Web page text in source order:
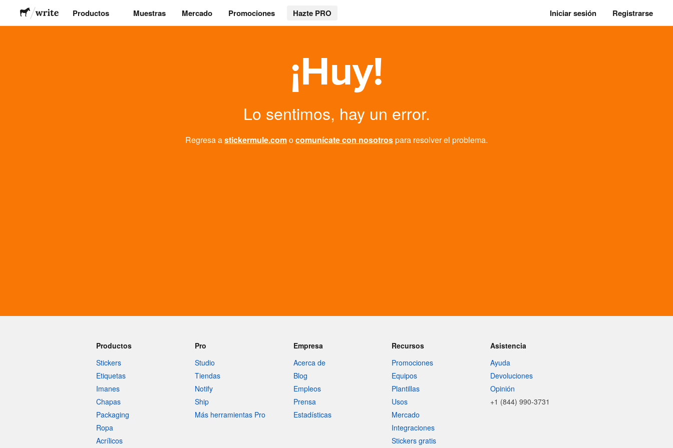
Productos Muestras Mercado Promociones Hazte PRO Iniciar sesión Registrarse
¡Huy!
Lo sentimos, hay un error.
Regresa astickermule.comocomunícate con nosotrospara resolver el problema.
Productos
Stickers
Etiquetas
Imanes
Chapas
Packaging
Ropa
Acrílicos
Pro
Studio
Tiendas
Notify
Ship
Más herramientas Pro
Empresa
Acerca de
Blog
Empleos
Prensa
Estadísticas
Recursos
Promociones
Equipos
Plantillas
Usos
Mercado
Integraciones
Stickers gratis
Asistencia
Ayuda
Devoluciones
Opinión
+1 (844) 990-3731